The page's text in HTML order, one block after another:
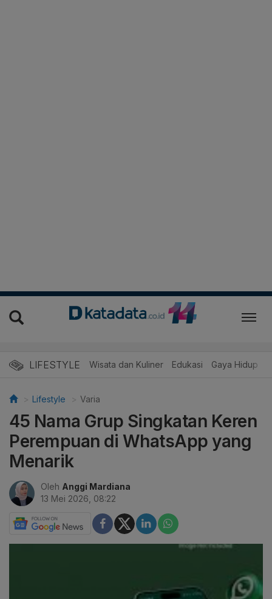
LIFESTYLE Wisata dan Kuliner Edukasi Gaya Hidup
Lifestyle Varia
45 Nama Grup Singkatan Keren
Perempuan di WhatsApp yang
Menarik
Oleh Anggi Mardiana
13 Mei 2026, 08:22